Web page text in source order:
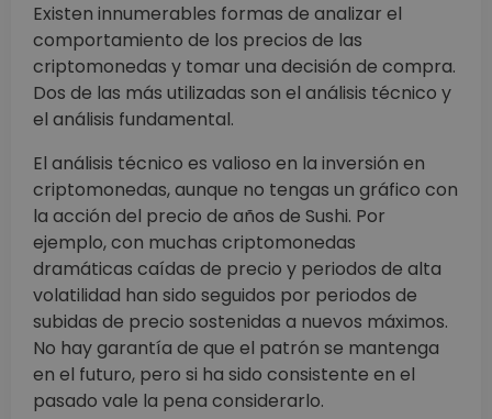
Existen innumerables formas de analizar el
comportamiento de los precios de las
criptomonedas y tomar una decisión de compra.
Dos de las más utilizadas son el análisis técnico y
el análisis fundamental.
El análisis técnico es valioso en la inversión en
criptomonedas, aunque no tengas un gráfico con
la acción del precio de años de Sushi. Por
ejemplo, con muchas criptomonedas
dramáticas caídas de precio y periodos de alta
volatilidad han sido seguidos por periodos de
subidas de precio sostenidas a nuevos máximos.
No hay garantía de que el patrón se mantenga
en el futuro, pero si ha sido consistente en el
pasado vale la pena considerarlo.